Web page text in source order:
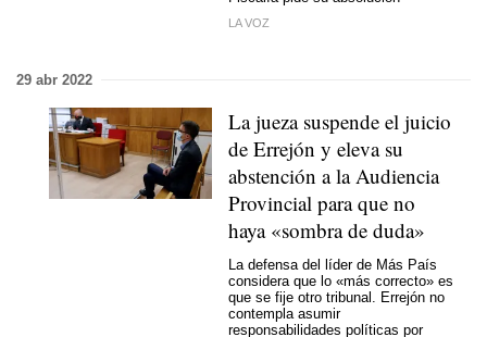
LA VOZ
29 abr 2022
La jueza suspende el juicio
de Errejón y eleva su
abstención a la Audiencia
Provincial para que no
haya «sombra de duda»
La defensa del líder de Más País
considera que lo «más correcto» es
que se fije otro tribunal. Errejón no
contempla asumir
responsabilidades políticas por